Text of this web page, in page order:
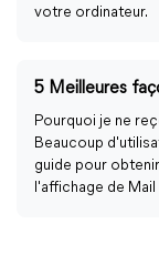
votre ordinateur.
Pourquoi je ne
Beaucoup
guide pour
l'affichage de Mail